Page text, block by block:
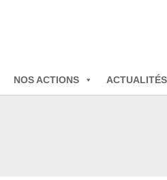
NOS ACTIONS ACTUALITÉS